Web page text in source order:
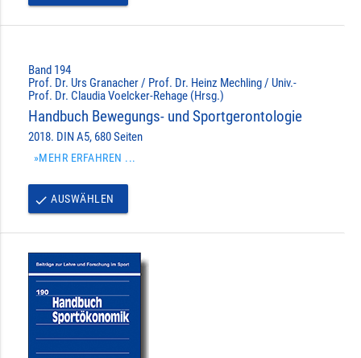
Band 194
Prof. Dr. Urs Granacher / Prof. Dr. Heinz Mechling / Univ.-
Prof. Dr. Claudia Voelcker-Rehage (Hrsg.)
Handbuch Bewegungs- und Sportgerontologie
2018. DIN A5, 680 Seiten
»MEHR ERFAHREN ...
done AUSWÄHLEN